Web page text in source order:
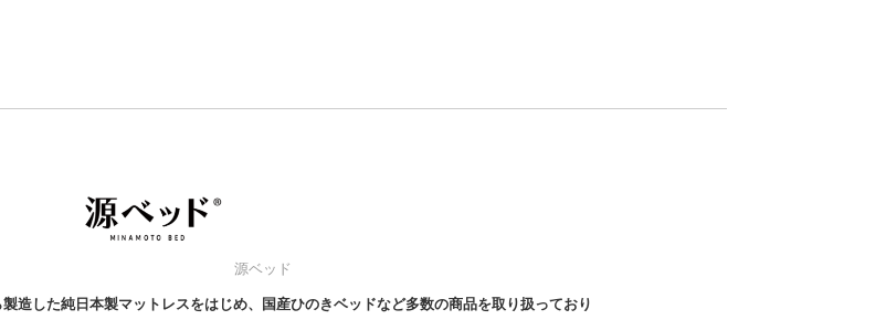
源ベッド
製造した純日本製マットレスをはじめ、国産ひのきベッドなど多数の商品を取り扱っており